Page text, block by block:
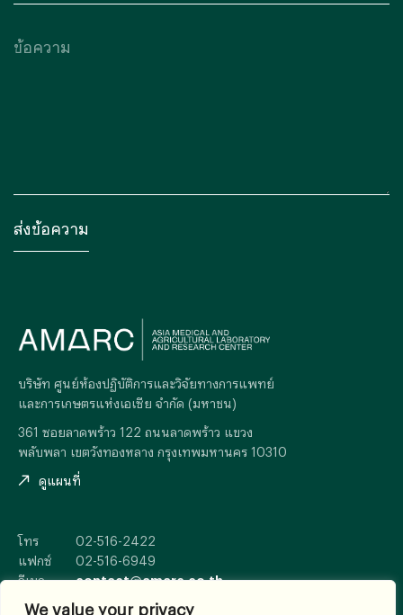
We value your privacy
บริษัท ศูนย์ห้องปฏิบัติการและวิจัยทางการแพทย์
และการเกษตรแห่งเอเซีย จำกัด (มหาชน)
361 ซอยลาดพร้าว 122 ถนนลาดพร้าว แขวง
พลับพลา เขตวังทองหลาง กรุงเทพมหานคร 10310
ดูแผนที่
โทร
02-516-2422
แฟกซ์
02-516-6949
อีเมล
contact@amarc.co.th